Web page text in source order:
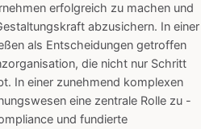
erfolgreich zu machen und
abzusichern. In einer
als Entscheidungen getroffen
die nicht nur Schritt
In einer zunehmend komplexen
eine zentrale Rolle zu -
und fundierte